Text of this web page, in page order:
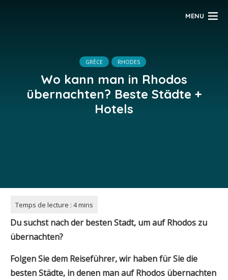
MENU
GRÈCE RHODES
Wo kann man in Rhodos
übernachten? Beste Städte +
Hotels
Du suchst nach der besten Stadt, um auf Rhodos zu
übernachten?
Folgen Sie dem Reiseführer, wir haben für Sie die
besten Städte, in denen man auf Rhodos übernachten